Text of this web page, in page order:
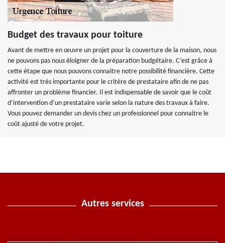
Budget des travaux pour toiture
Avant de mettre en œuvre un projet pour la couverture de la maison, nous
ne pouvons pas nous éloigner de la préparation budgétaire. C’est grâce à
cette étape que nous pouvons connaitre notre possibilité financière. Cette
activité est très importante pour le critère de prestataire afin de ne pas
affronter un problème financier. Il est indispensable de savoir que le coût
d’intervention d’un prestataire varie selon la nature des travaux à faire.
Vous pouvez demander un devis chez un professionnel pour connaitre le
coût ajusté de votre projet.
Autres services